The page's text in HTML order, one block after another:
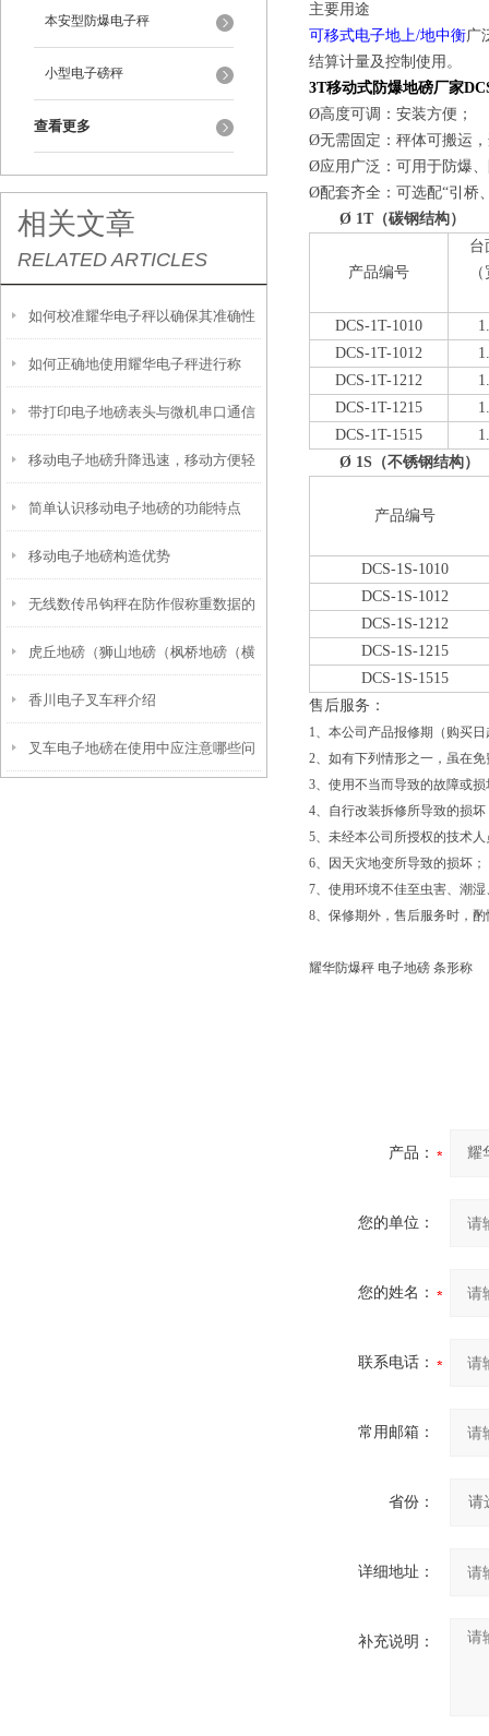
本安型防爆电子秤
小型电子磅秤
查看更多
相关文章
RELATED ARTICLES
如何校准耀华电子秤以确保其准确性
和稳定性？
如何正确地使用耀华电子秤进行称
重？
带打印电子地磅表头与微机串口通信
的经验
移动电子地磅升降迅速，移动方便轻
巧
简单认识移动电子地磅的功能特点
移动电子地磅构造优势
无线数传吊钩秤在防作假称重数据的
重大研究突破
虎丘地磅（狮山地磅（枫桥地磅（横
塘地磅）镇湖地磅）东渚地磅维修
香川电子叉车秤介绍
叉车电子地磅在使用中应注意哪些问
主要用途
可移式电子地上/地中衡广
结算计量及控制使用。
3T移动式防爆地磅厂家
Ø高度可调：安装方便；
Ø无需固定：秤体可搬运
Ø应用广泛：可用于防爆
Ø配套齐全：可选配“引桥
Ø 1T （碳钢结构）
产品编号
DCS-1T-1010
DCS-1T-1012
DCS-1T-1212
DCS-1T-1215
DCS-1T-1515
Ø 1S （不锈钢结构）
产品编号
DCS-1S-1010
DCS-1S-1012
DCS-1S-1212
DCS-1S-1215
DCS-1S-1515
售后服务：
1、本公司产品报修期（购买
2、如有下列情形之一，虽在
3、使用不当而导致的故障或损
4、自行改装拆修所导致的损坏
5、未经本公司所授权的技术
6、因天灾地变所导致的损坏；
7、使用环境不佳至虫害、潮
8、保修期外，售后服务时，
耀华防爆秤 电子地磅 条形称
产品：
您的单位：
您的姓名：
联系电话：
常用邮箱：
省份：
详细地址：
补充说明：